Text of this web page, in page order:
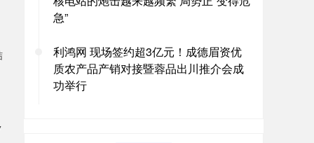
急”
利鸿网 现场签约超3亿元！成德眉资优
质农产品产销对接暨蓉品出川推介会成
功举行